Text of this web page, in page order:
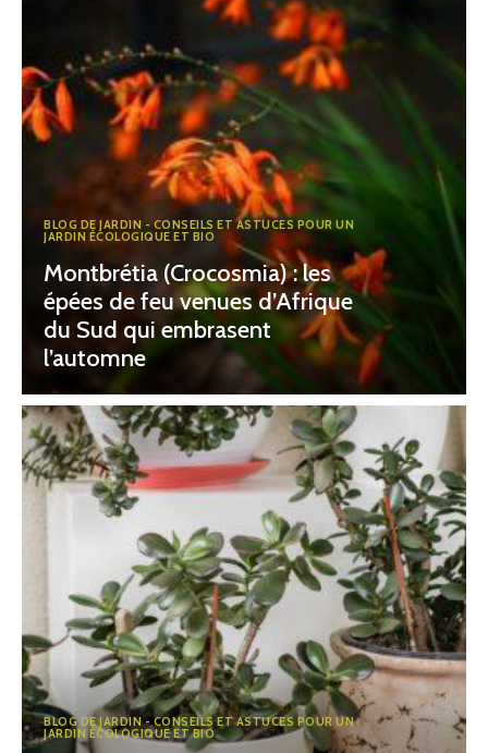
BLOG DE JARDIN - CONSEILS ET ASTUCES POUR UN
JARDIN ÉCOLOGIQUE ET BIO
Montbrétia (Crocosmia) : les
épées de feu venues d’Afrique
du Sud qui embrasent
l’automne
BLOG DE JARDIN - CONSEILS ET ASTUCES POUR UN
JARDIN ÉCOLOGIQUE ET BIO